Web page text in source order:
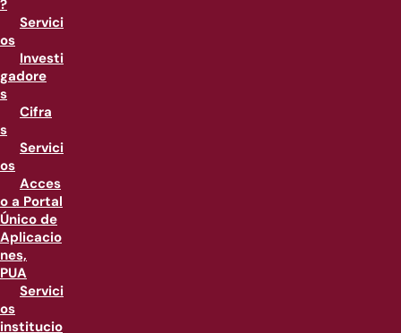
?
Servici
os
Investi
gadore
s
Cifra
s
Servici
os
Acces
o a Portal
Único de
Aplicacio
nes,
PUA
Servici
os
institucio